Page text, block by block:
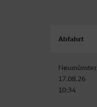
Abfahrt
Neumünster
17.08.26
10:34